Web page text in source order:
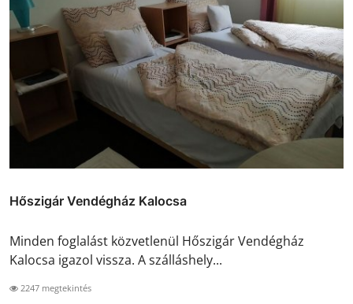
Hőszigár Vendégház Kalocsa
Minden foglalást közvetlenül Hőszigár Vendégház
Kalocsa igazol vissza. A szálláshely...
2247 megtekintés